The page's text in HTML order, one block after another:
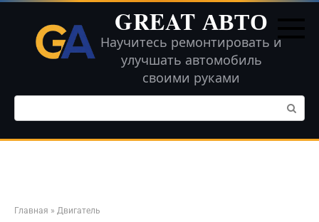
Перейти
контенту
GREAT АВТО
Научитесь ремонтировать и
улучшать автомобиль
своими руками
Поиск:
Главная » Двигатель